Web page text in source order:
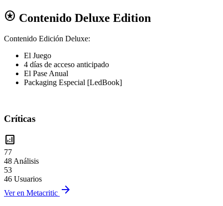
stars Contenido Deluxe Edition
Contenido Edición Deluxe:
El Juego
4 días de acceso anticipado
El Pase Anual
Packaging Especial [LedBook]
Críticas
analytics
77
48 Análisis
53
46 Usuarios
Ver en Metacritic arrow_forward